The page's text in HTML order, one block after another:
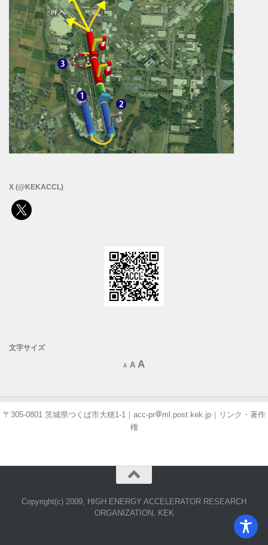
X (@KEKACCL)
x
文字サイズ
A Decrease
A Reset
A
〒305-0801 茨城県つくば市大穂1-1｜ acc-pr ml.post.kek.jp｜ リンク・著作
権
Copyright(c) 2009, HIGH ENERGY ACCELERATOR RESEARCH
ORGANIZATION, KEK